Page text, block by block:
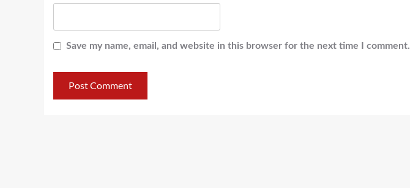
Save my name, email, and website in this browser for the next time I comment.